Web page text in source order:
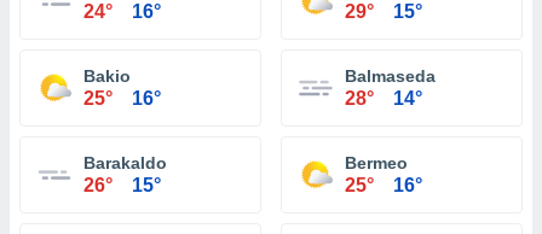
24° 16° 29° 15°
Bakio
25° 16°
Balmaseda
28° 14°
Barakaldo
26° 15°
Bermeo
25° 16°